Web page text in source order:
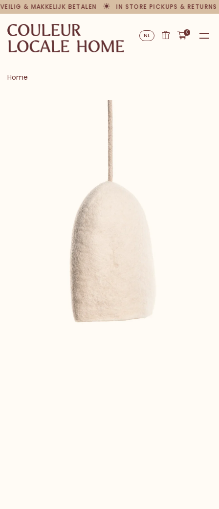
& MAKKELIJK BETALEN IN STORE PICKUPS & RETURNS
NL 0
Home